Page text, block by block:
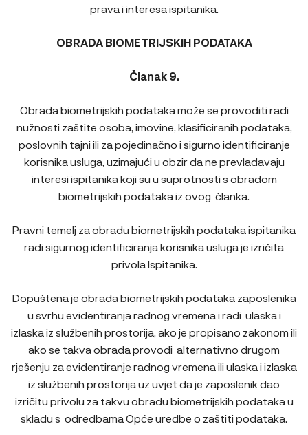
prava i interesa ispitanika.
OBRADA BIOMETRIJSKIH PODATAKA
Članak 9.
Obrada biometrijskih podataka može se provoditi radi
nužnosti zaštite osoba, imovine, klasificiranih podataka,
poslovnih tajni ili za pojedinačno i sigurno identificiranje
korisnika usluga, uzimajući u obzir da ne prevladavaju
interesi ispitanika koji su u suprotnosti s obradom
biometrijskih podataka iz ovog članka.
Pravni temelj za obradu biometrijskih podataka ispitanika
radi sigurnog identificiranja korisnika usluga je izričita
privola Ispitanika.
Dopuštena je obrada biometrijskih podataka zaposlenika
u svrhu evidentiranja radnog vremena i radi ulaska i
izlaska iz službenih prostorija, ako je propisano zakonom ili
ako se takva obrada provodi alternativno drugom
rješenju za evidentiranje radnog vremena ili ulaska i izlaska
iz službenih prostorija uz uvjet da je zaposlenik dao
izričitu privolu za takvu obradu biometrijskih podataka u
skladu s odredbama Opće uredbe o zaštiti podataka.